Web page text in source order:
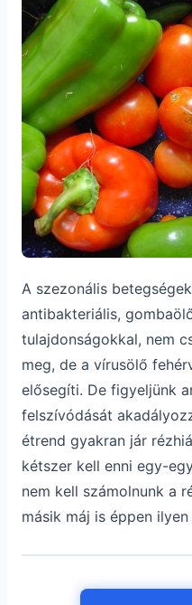
A szezonális
antibakteriális,
tulajdonságokkal, nem
meg, de a vírusölő
elősegíti. De figyeljünk
felszívódását
étrend gyakran jár
kétszer kell enni egy-
nem kell számolnunk a
másik máj is éppen